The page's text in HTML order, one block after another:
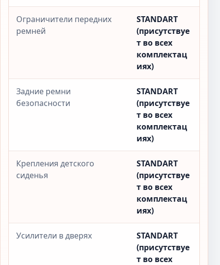
Ограничители передних
ремней
STANDART
(присутствуе
т во всех
комплектац
иях)
Задние ремни
безопасности
STANDART
(присутствуе
т во всех
комплектац
иях)
Крепления детского
сиденья
STANDART
(присутствуе
т во всех
комплектац
иях)
Усилители в дверях
STANDART
(присутствуе
т во всех